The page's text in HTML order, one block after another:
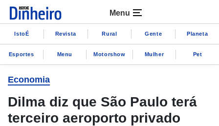
Menu
IstoÉ Revista Rural Gente Planeta
Esportes Menu Motorshow Mulher Pet
Economia
Dilma diz que São Paulo terá
terceiro aeroporto privado